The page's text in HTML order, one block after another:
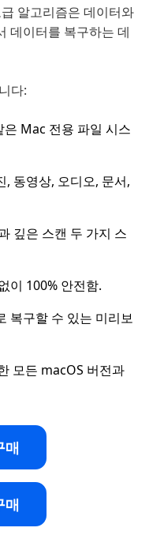
알고리즘은 데이터와
데이터를 복구하는 데
다:
은 Mac 전용 파일 시스
, 동영상, 오디오, 문서,
깊은 스캔 두 가지 스
이 100% 안전함.
복구할 수 있는 미리보
모든 macOS 버전과
매
매